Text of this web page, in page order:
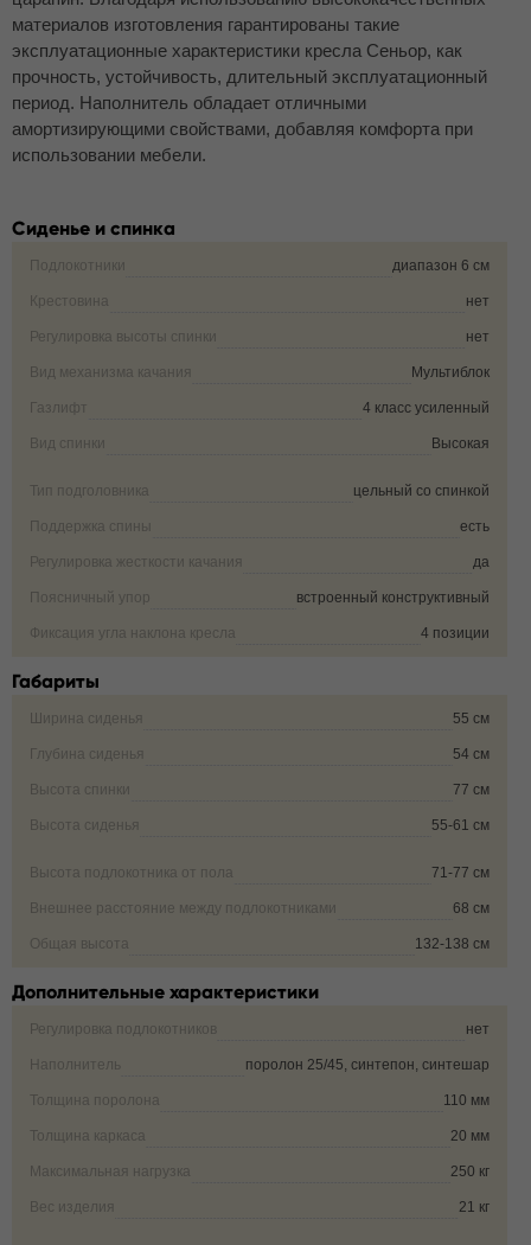
материалов изготовления гарантированы такие
эксплуатационные характеристики кресла Сеньор, как
прочность, устойчивость, длительный эксплуатационный
период. Наполнитель обладает отличными
амортизирующими свойствами, добавляя комфорта при
использовании мебели.
Сиденье и спинка
Подлокотники диапазон 6 см
Крестовина нет
Регулировка высоты спинки нет
Вид механизма качания Мультиблок
Газлифт 4 класс усиленный
Вид спинки Высокая
Тип подголовника цельный со спинкой
Поддержка спины есть
Регулировка жесткости качания да
Поясничный упор встроенный конструктивный
Фиксация угла наклона кресла 4 позиции
Габариты
Ширина сиденья 55 см
Глубина сиденья 54 см
Высота спинки 77 см
Высота сиденья 55-61 см
Высота подлокотника от пола 71-77 см
Внешнее расстояние между подлокотниками 68 см
Общая высота 132-138 см
Дополнительные характеристики
Регулировка подлокотников нет
Наполнитель поролон 25/45, синтепон, синтешар
Толщина поролона 110 мм
Толщина каркаса 20 мм
Максимальная нагрузка 250 кг
Вес изделия 21 кг